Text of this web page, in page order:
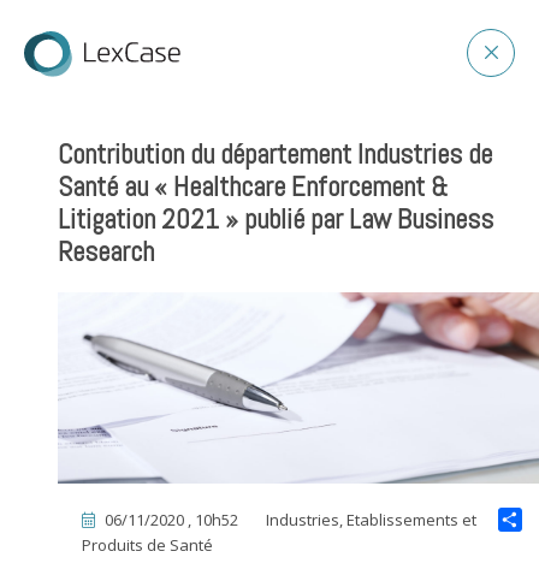
Contribution du département Industries de
Santé au « Healthcare Enforcement &
Litigation 2021 » publié par Law Business
Research
06/11/2020 , 10h52
Industries, Etablissements et
Produits de Santé